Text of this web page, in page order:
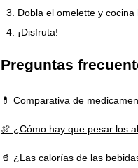
Dobla el omelette y
¡Disfruta!
Preguntas
💊 Comparativa de
🍖 ¿Cómo hay que pesar los
🥤 ¿Las calorías de las